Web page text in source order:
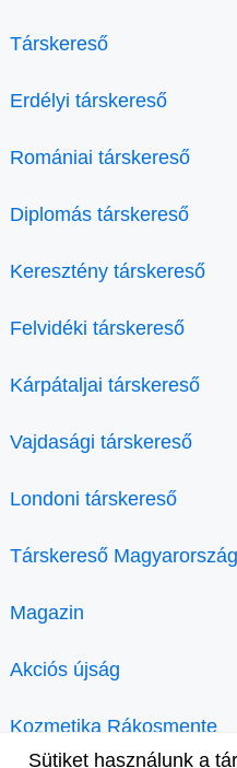
Társkereső
Erdélyi társkereső
Romániai társkereső
Diplomás társkereső
Keresztény társkereső
Felvidéki társkereső
Kárpátaljai társkereső
Vajdasági társkereső
Londoni társkereső
Társkereső Magyarország
Magazin
Akciós újság
Kozmetika Rákosmente
Sütiket használunk a